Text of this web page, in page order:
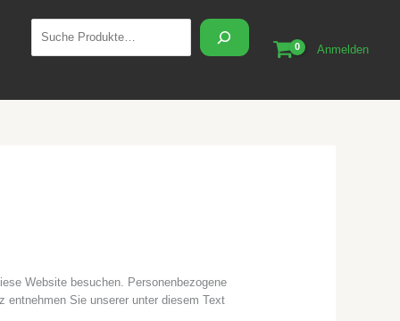
Anmelden
Website besuchen. Personenbezogene
entnehmen Sie unserer unter diesem Text